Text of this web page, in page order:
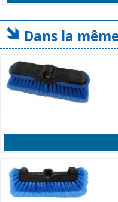
Dans la